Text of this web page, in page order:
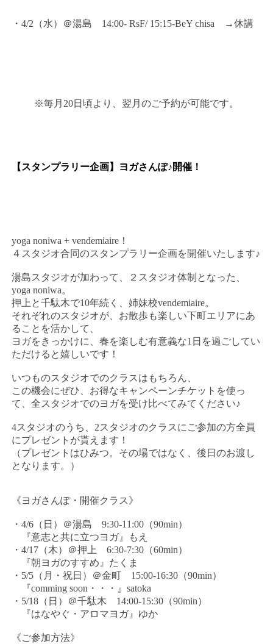
・4/2（水）＠湯島 14:00- RsF/ 15:15-BeY chisa →休講
※毎月20日頃より、翌月のご予約が可能です。
【スタンプラリー企画】ヨガさんぽ♪開催！
yoga noniwa + vendemiaire！
４スタジオ合同のスタンプラリー企画を開催いたします♪
湯島スタジオが加わって、２スタジオ体制となった、
yoga noniwa。
押上と千駄木で10年続く、姉妹校vendemiaire。
それぞれのスタジオが、お散歩も楽しい下町エリアにあ
ることを活かして、
ヨガをきっかけに、春を楽しむ有意義な1日を過ごしてい
ただけると嬉しいです！
いつものスタジオでのクラスはもちろん、
この機会にぜひ、お得なキャンペーンチケットを使っ
て、全スタジオでのヨガを受け比べてみてください♪
4スタジオのうち、2スタジオのクラスにご参加の方全員
にプレゼントが貰えます！
（プレゼントはひみつ。その場ではなく、後日のお渡し
となります。）
《ヨガさんぽ・開催クラス》
・4/6（日）＠湯島 9:30-11:00（90min）
『意志と共に立つヨガ』もえ
・4/17（木）＠押上 6:30-7:30（60min）
『朝ヨガのすすめ』たくま
・5/5（月・祝日）＠金町 15:00-16:30（90min）
『comming soon・・・』satoka
・5/18（日）＠千駄木 14:00-15:30（90min）
『はなやぐ・アロマヨガ』ゆか
《ご参加方法》